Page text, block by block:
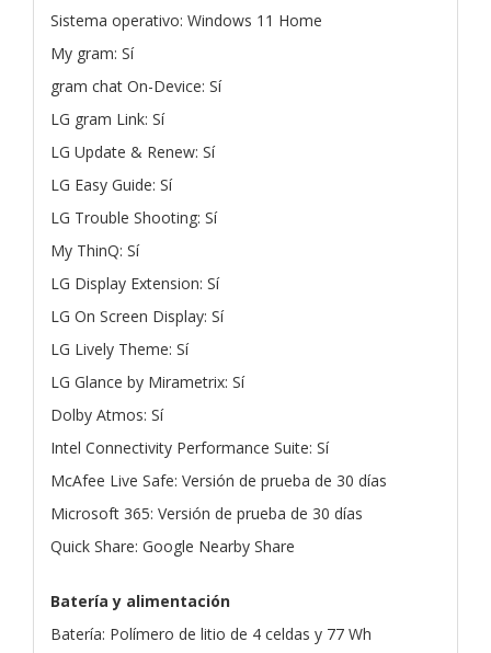
Sistema operativo: Windows 11 Home
My gram: Sí
gram chat On-Device: Sí
LG gram Link: Sí
LG Update & Renew: Sí
LG Easy Guide: Sí
LG Trouble Shooting: Sí
My ThinQ: Sí
LG Display Extension: Sí
LG On Screen Display: Sí
LG Lively Theme: Sí
LG Glance by Mirametrix: Sí
Dolby Atmos: Sí
Intel Connectivity Performance Suite: Sí
McAfee Live Safe: Versión de prueba de 30 días
Microsoft 365: Versión de prueba de 30 días
Quick Share: Google Nearby Share
Batería y alimentación
Batería: Polímero de litio de 4 celdas y 77 Wh